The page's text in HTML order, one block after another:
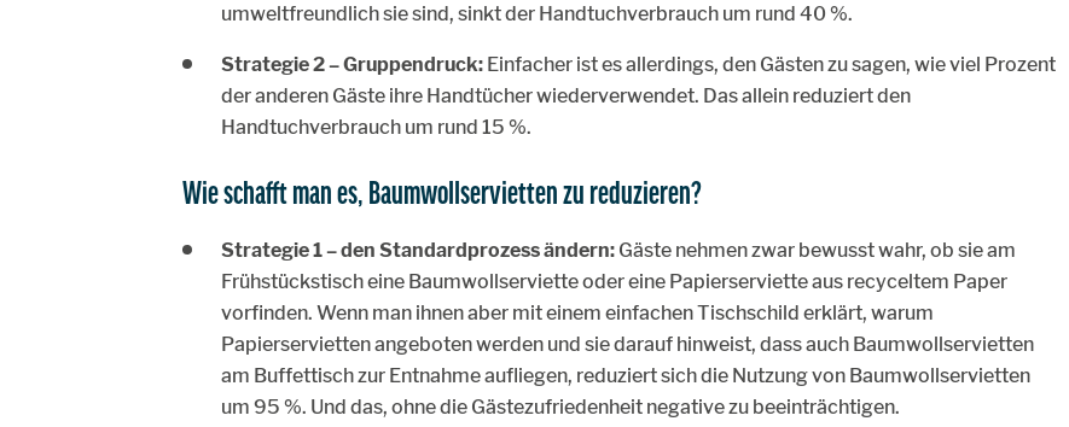
umweltfreundlich sie sind, sinkt der Handtuchverbrauch um rund 40 %.
Strategie 2 – Gruppendruck:Einfacher ist es allerdings, den Gästen zu sagen, wie viel Prozent
der anderen Gäste ihre Handtücher wiederverwendet. Das allein reduziert den
Handtuchverbrauch um rund 15 %.
Wie schafft man es, Baumwollservietten zu reduzieren?
Strategie 1 – den Standardprozess ändern:Gäste nehmen zwar bewusst wahr, ob sie am
Frühstückstisch eine Baumwollserviette oder eine Papierserviette aus recyceltem Paper
vorfinden. Wenn man ihnen aber mit einem einfachen Tischschild erklärt, warum
Papierservietten angeboten werden und sie darauf hinweist, dass auch Baumwollservietten
am Buffettisch zur Entnahme aufliegen, reduziert sich die Nutzung von Baumwollservietten
um 95 %. Und das, ohne die Gästezufriedenheit negative zu beeinträchtigen.